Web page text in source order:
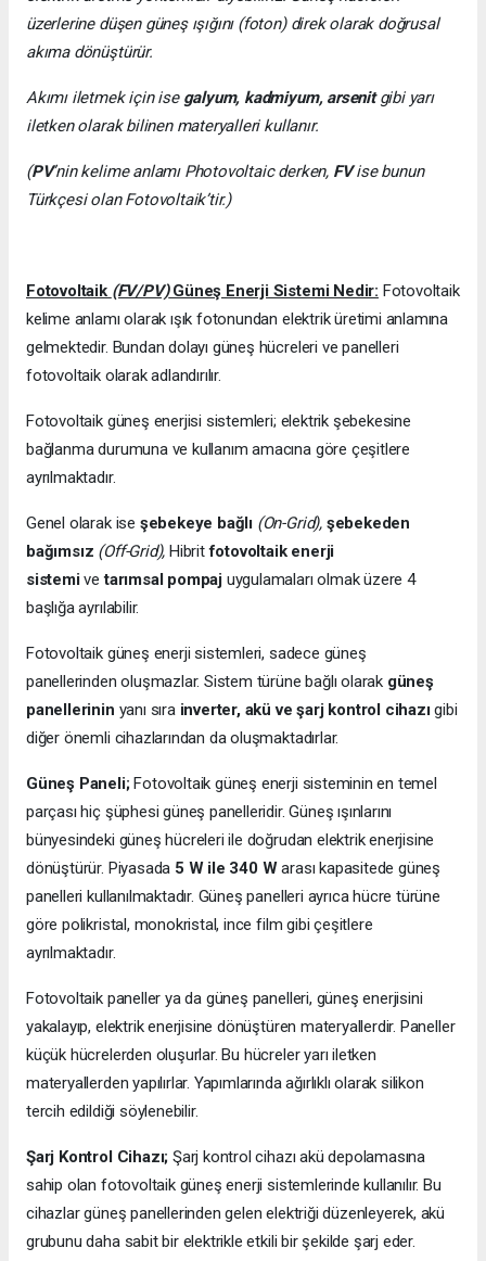
üzerlerine düşen güneş ışığını (foton) direk olarak doğrusal
akıma dönüştürür.
Akımı iletmek için ise galyum, kadmiyum, arsenitgibi yarı
iletken olarak bilinen materyalleri kullanır.
(PV’nin kelime anlamı Photovoltaic derken, FVise bunun
Türkçesi olan Fotovoltaik’tir.)
Fotovoltaik (FV/PV)Güneş Enerji Sistemi Nedir: Fotovoltaik
kelime anlamı olarak ışık fotonundan elektrik üretimi anlamına
gelmektedir. Bundan dolayı güneş hücreleri ve panelleri
fotovoltaik olarak adlandırılır.
Fotovoltaik güneş enerjisi sistemleri; elektrik şebekesine
bağlanma durumuna ve kullanım amacına göre çeşitlere
ayrılmaktadır.
Genel olarak ise şebekeye bağlı (On-Grid), şebekeden
bağımsız (Off-Grid), Hibritfotovoltaik enerji
sistemivetarımsal pompaj uygulamaları olmak üzere 4
başlığa ayrılabilir.
Fotovoltaik güneş enerji sistemleri, sadece güneş
panellerinden oluşmazlar. Sistem türüne bağlı olarak güneş
panellerinin yanı sıra inverter, akü ve şarj kontrol cihazıgibi
diğer önemli cihazlarından da oluşmaktadırlar.
Güneş Paneli;Fotovoltaik güneş enerji sisteminin en temel
parçası hiç şüphesi güneş panelleridir. Güneş ışınlarını
bünyesindeki güneş hücreleri ile doğrudan elektrik enerjisine
dönüştürür. Piyasada 5 W ile 340 Warası kapasitede güneş
panelleri kullanılmaktadır. Güneş panelleri ayrıca hücre türüne
göre polikristal, monokristal, ince film gibi çeşitlere
ayrılmaktadır.
Fotovoltaik paneller ya da güneş panelleri, güneş enerjisini
yakalayıp, elektrik enerjisine dönüştüren materyallerdir. Paneller
küçük hücrelerden oluşurlar. Bu hücreler yarı iletken
materyallerden yapılırlar. Yapımlarında ağırlıklı olarak silikon
tercih edildiği söylenebilir.
Şarj Kontrol Cihazı; Şarj kontrol cihazı akü depolamasına
sahip olan fotovoltaik güneş enerji sistemlerinde kullanılır. Bu
cihazlar güneş panellerinden gelen elektriği düzenleyerek, akü
grubunu daha sabit bir elektrikle etkili bir şekilde şarj eder.